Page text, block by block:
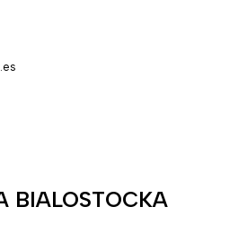
BIALOSTOCKA